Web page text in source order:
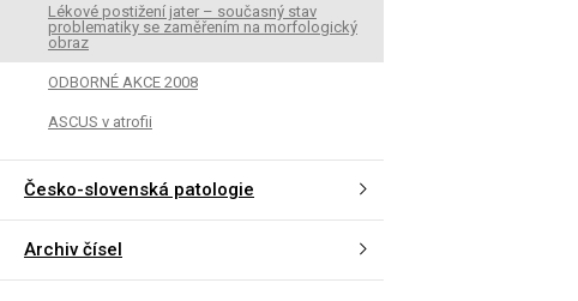
Lékové postižení jater – současný stav
problematiky se zaměřením na morfologický
obraz
ODBORNÉ AKCE 2008
ASCUS v atrofii
Česko-slovenská patologie
Archiv čísel